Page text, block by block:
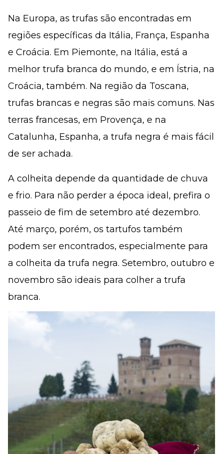
Na Europa, as trufas são encontradas em
regiões específicas da Itália, França, Espanha
e Croácia. Em Piemonte, na Itália, está a
melhor trufa branca do mundo, e em Ístria, na
Croácia, também. Na região da Toscana,
trufas brancas e negras são mais comuns. Nas
terras francesas, em Provença, e na
Catalunha, Espanha, a trufa negra é mais fácil
de ser achada.
A colheita depende da quantidade de chuva
e frio. Para não perder a época ideal, prefira o
passeio de fim de setembro até dezembro.
Até março, porém, os tartufos também
podem ser encontrados, especialmente para
a colheita da trufa negra. Setembro, outubro e
novembro são ideais para colher a trufa
branca.